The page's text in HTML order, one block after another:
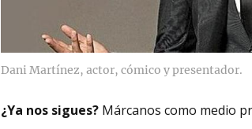
Dani Martínez, actor, cómico y presentador.
¿Ya nos sigues? Márcanos como medio